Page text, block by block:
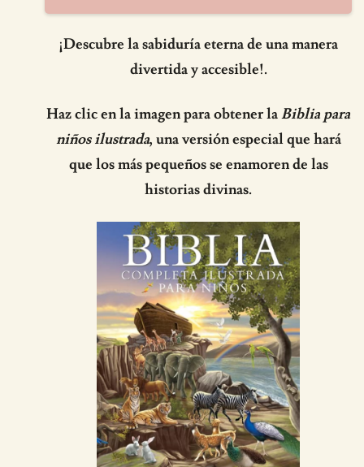
¡Descubre la sabiduría eterna de una manera
divertida y accesible!.
Haz clic en la imagen para obtener laBiblia para
niños ilustrada, una versión especial que hará
que los más pequeños se enamoren de las
historias divinas.